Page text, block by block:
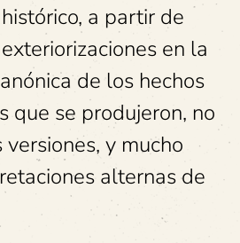
a partir de
en la
de los hechos
que se produjeron, no
y mucho
alternas de